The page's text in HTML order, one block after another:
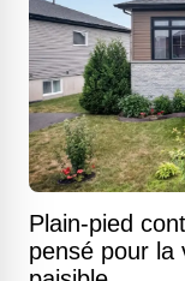
Plain-pied
pensé pour la